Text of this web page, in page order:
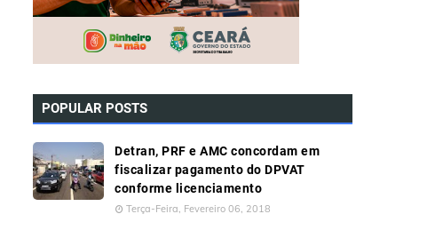
POPULAR POSTS
Detran, PRF e AMC concordam em
fiscalizar pagamento do DPVAT
conforme licenciamento
Terça-Feira, Fevereiro 06, 2018